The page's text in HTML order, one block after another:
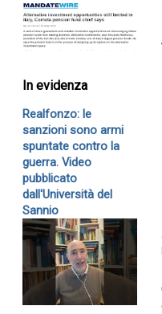
In evidenza
Realfonzo: le
sanzioni sono armi
spuntate contro la
guerra. Video
pubblicato
dall'Università del
Sannio